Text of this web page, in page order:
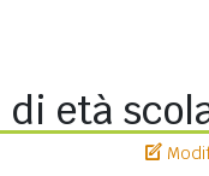
età